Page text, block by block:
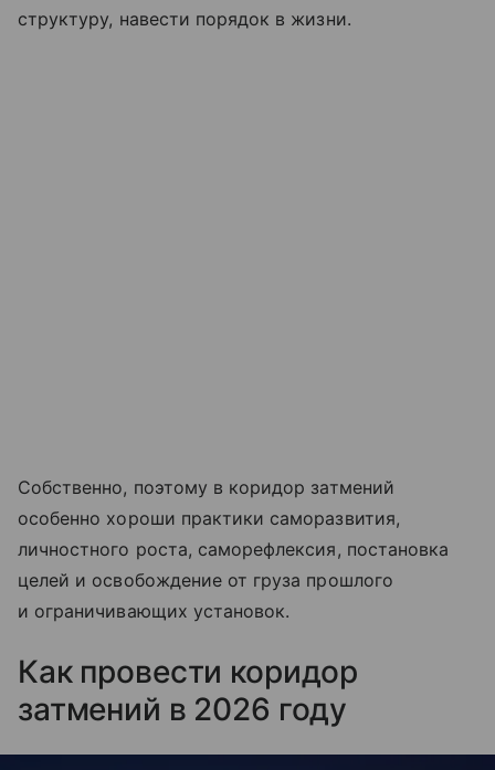
структуру, навести порядок в жизни.
Собственно, поэтому в коридор затмений
особенно хороши практики саморазвития,
личностного роста, саморефлексия, постановка
целей и освобождение от груза прошлого
и ограничивающих установок.
Как провести коридор
затмений в 2026 году